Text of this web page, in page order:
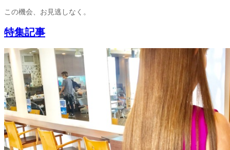
この機会、お見逃しなく。
特集記事